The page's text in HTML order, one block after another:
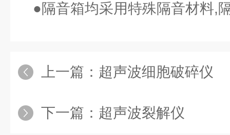
●隔音箱均采用特殊隔音材料,
上一篇： 超声波细胞破碎仪
下一篇： 超声波裂解仪